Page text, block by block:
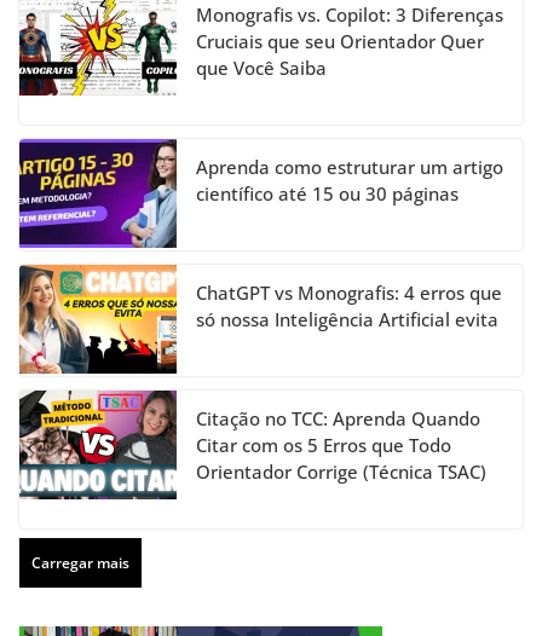
Monografis vs. Copilot: 3 Diferenças
Cruciais que seu Orientador Quer
que Você Saiba
Aprenda como estruturar um artigo
científico até 15 ou 30 páginas
ChatGPT vs Monografis: 4 erros que
só nossa Inteligência Artificial evita
Citação no TCC: Aprenda Quando
Citar com os 5 Erros que Todo
Orientador Corrige (Técnica TSAC)
Carregar mais